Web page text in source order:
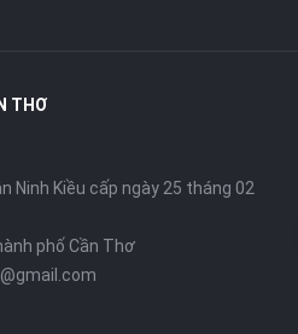
THƠ
Ninh Kiều cấp ngày 25 tháng 02
phố Cần Thơ